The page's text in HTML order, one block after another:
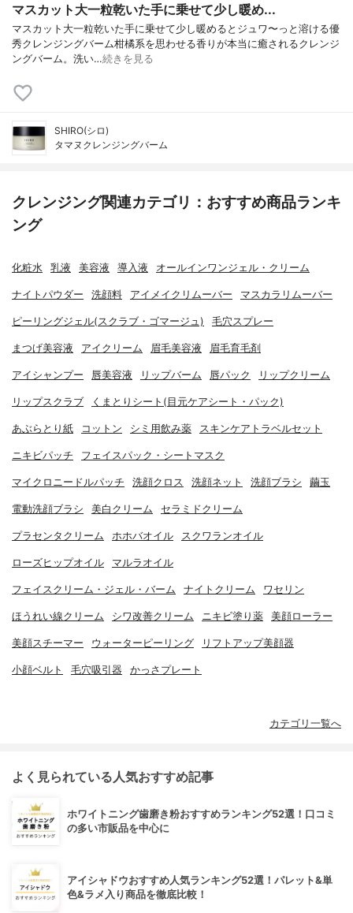
マスカット大一粒乾いた手に乗せて少し暖め...
マスカット大一粒乾いた手に乗せて少し暖めるとジュワ〜っと溶ける優
秀クレンジングバーム柑橘系を思わせる香りが本当に癒されるクレンジ
ングバーム。洗い…続きを見る
SHIRO(シロ)
タマヌクレンジングバーム
クレンジング関連カテゴリ：おすすめ商品ランキ
ング
化粧水 乳液 美容液 導入液 オールインワンジェル・クリーム
ナイトパウダー 洗顔料 アイメイクリムーバー マスカラリムーバー
ピーリングジェル(スクラブ・ゴマージュ) 毛穴スプレー
まつげ美容液 アイクリーム 眉毛美容液 眉毛育毛剤
アイシャンプー 唇美容液 リップバーム 唇パック リップクリーム
リップスクラブ くまとりシート(目元ケアシート・パック)
あぶらとり紙 コットン シミ用飲み薬 スキンケアトラベルセット
ニキビパッチ フェイスパック・シートマスク
マイクロニードルパッチ 洗顔クロス 洗顔ネット 洗顔ブラシ 繭玉
電動洗顔ブラシ 美白クリーム セラミドクリーム
プラセンタクリーム ホホバオイル スクワランオイル
ローズヒップオイル マルラオイル
フェイスクリーム・ジェル・バーム ナイトクリーム ワセリン
ほうれい線クリーム シワ改善クリーム ニキビ塗り薬 美顔ローラー
美顔スチーマー ウォーターピーリング リフトアップ美顔器
小顔ベルト 毛穴吸引器 かっさプレート
カテゴリ一覧へ
よく見られている人気おすすめ記事
ホワイトニング歯磨き粉おすすめランキング52選！口コミ
の多い市販品を中心に
アイシャドウおすすめ人気ランキング52選！パレット&単
色&ラメ入り商品を徹底比較！